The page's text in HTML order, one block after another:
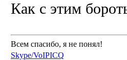
Как с этим
Всем спасибо, я не понял!
Skype/VoIPICQ